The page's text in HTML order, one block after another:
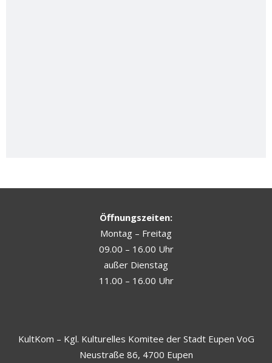
Öffnungszeiten:
Montag – Freitag
09.00 – 16.00 Uhr
außer Dienstag
11.00 – 16.00 Uhr
KultKom – Kgl. Kulturelles Komitee der Stadt Eupen VoG
Neustraße 86, 4700 Eupen